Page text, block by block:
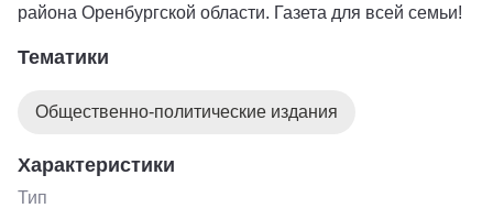
района Оренбургской области. Газета для всей семьи!
Тематики
Общественно-политические издания
Характеристики
Тип